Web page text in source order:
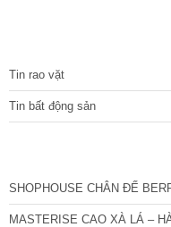
Tin rao vặt
Tin bất động sản
SHOPHOUSE CHÂN ĐẾ
MASTERISE CAO XÀ LÁ –